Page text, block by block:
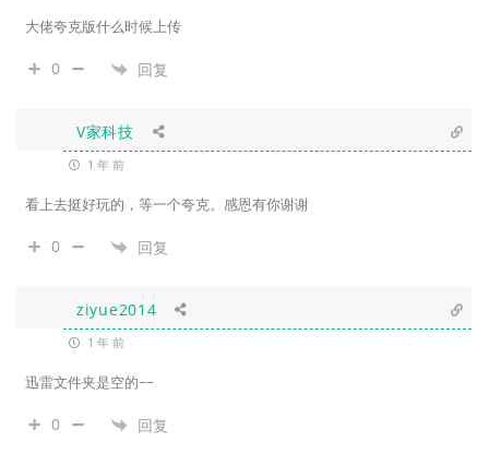
大佬夸克版什么时候上传
0 回复
V家科技
1 年 前
看上去挺好玩的，等一个夸克。感恩有你谢谢
0 回复
ziyue2014
1 年 前
迅雷文件夹是空的~~
0 回复